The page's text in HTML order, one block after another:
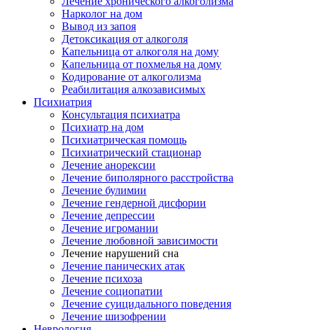
Нарколог на дом
Вывод из запоя
Детоксикация от алкоголя
Капельница от алкоголя на дому
Капельница от похмелья на дому
Кодирование от алкоголизма
Реабилитация алкозависимых
Психиатрия
Консультация психиатра
Психиатр на дом
Психиатрическая помощь
Психиатрический стационар
Лечение анорексии
Лечение биполярного расстройства
Лечение булимии
Лечение гендерной дисфории
Лечение депрессии
Лечение игромании
Лечение любовной зависимости
Лечение нарушений сна
Лечение панических атак
Лечение психоза
Лечение социопатии
Лечение суицидального поведения
Лечение шизофрении